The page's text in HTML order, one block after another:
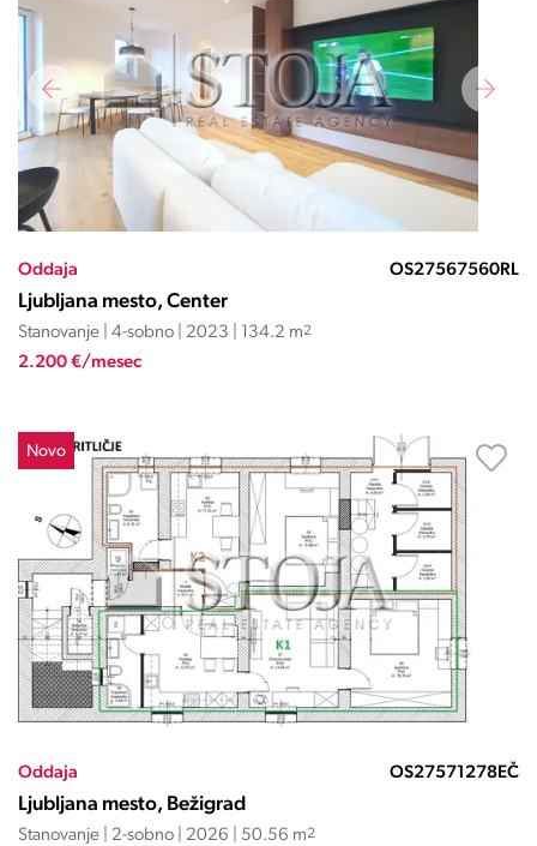
Oddaja OS27567560RL
Ljubljana mesto, Center
Stanovanje | 4-sobno | 2023 | 134.2 m2
2.200 €/mesec
Novo
Oddaja OS27571278EČ
Ljubljana mesto, Bežigrad
Stanovanje | 2-sobno | 2026 | 50.56 m2